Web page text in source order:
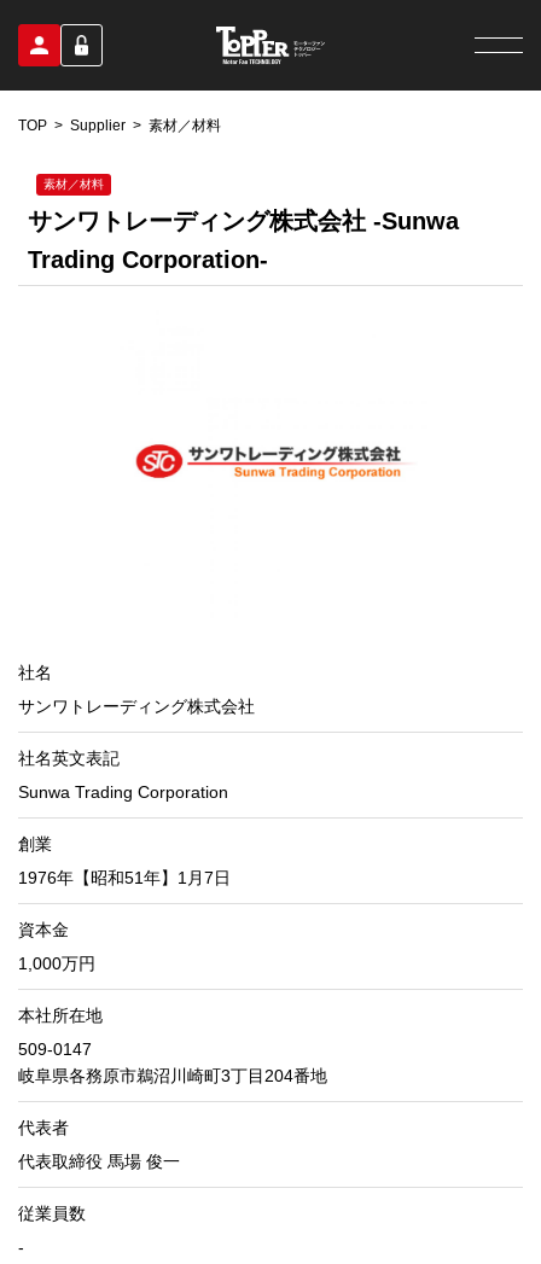
TOP Supplier 素材／材料
素材／材料
サンワトレーディング株式会社 -Sunwa
Trading Corporation-
社名
サンワトレーディング株式会社
社名英文表記
Sunwa Trading Corporation
創業
1976年【昭和51年】1月7日
資本金
1,000万円
本社所在地
509-0147
岐阜県各務原市鵜沼川崎町3丁目204番地
代表者
代表取締役 馬場 俊一
従業員数
-